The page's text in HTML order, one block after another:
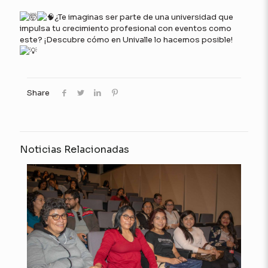
¿Te imaginas ser parte de una universidad que
impulsa tu crecimiento profesional con eventos como
este? ¡Descubre cómo en Univalle lo hacemos posible!
Share
Noticias Relacionadas